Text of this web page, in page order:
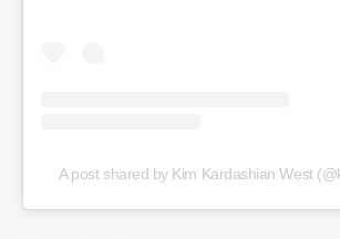
A post shared by Kim Kardashian West